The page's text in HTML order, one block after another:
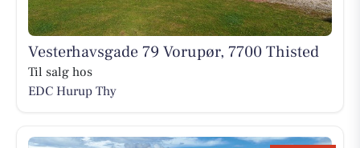
Vesterhavsgade 79 Vorupør, 7700 Thisted
Til salg hos
EDC Hurup Thy